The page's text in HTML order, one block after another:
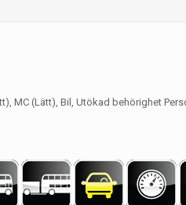
(Lätt), Bil, Utökad behörighet